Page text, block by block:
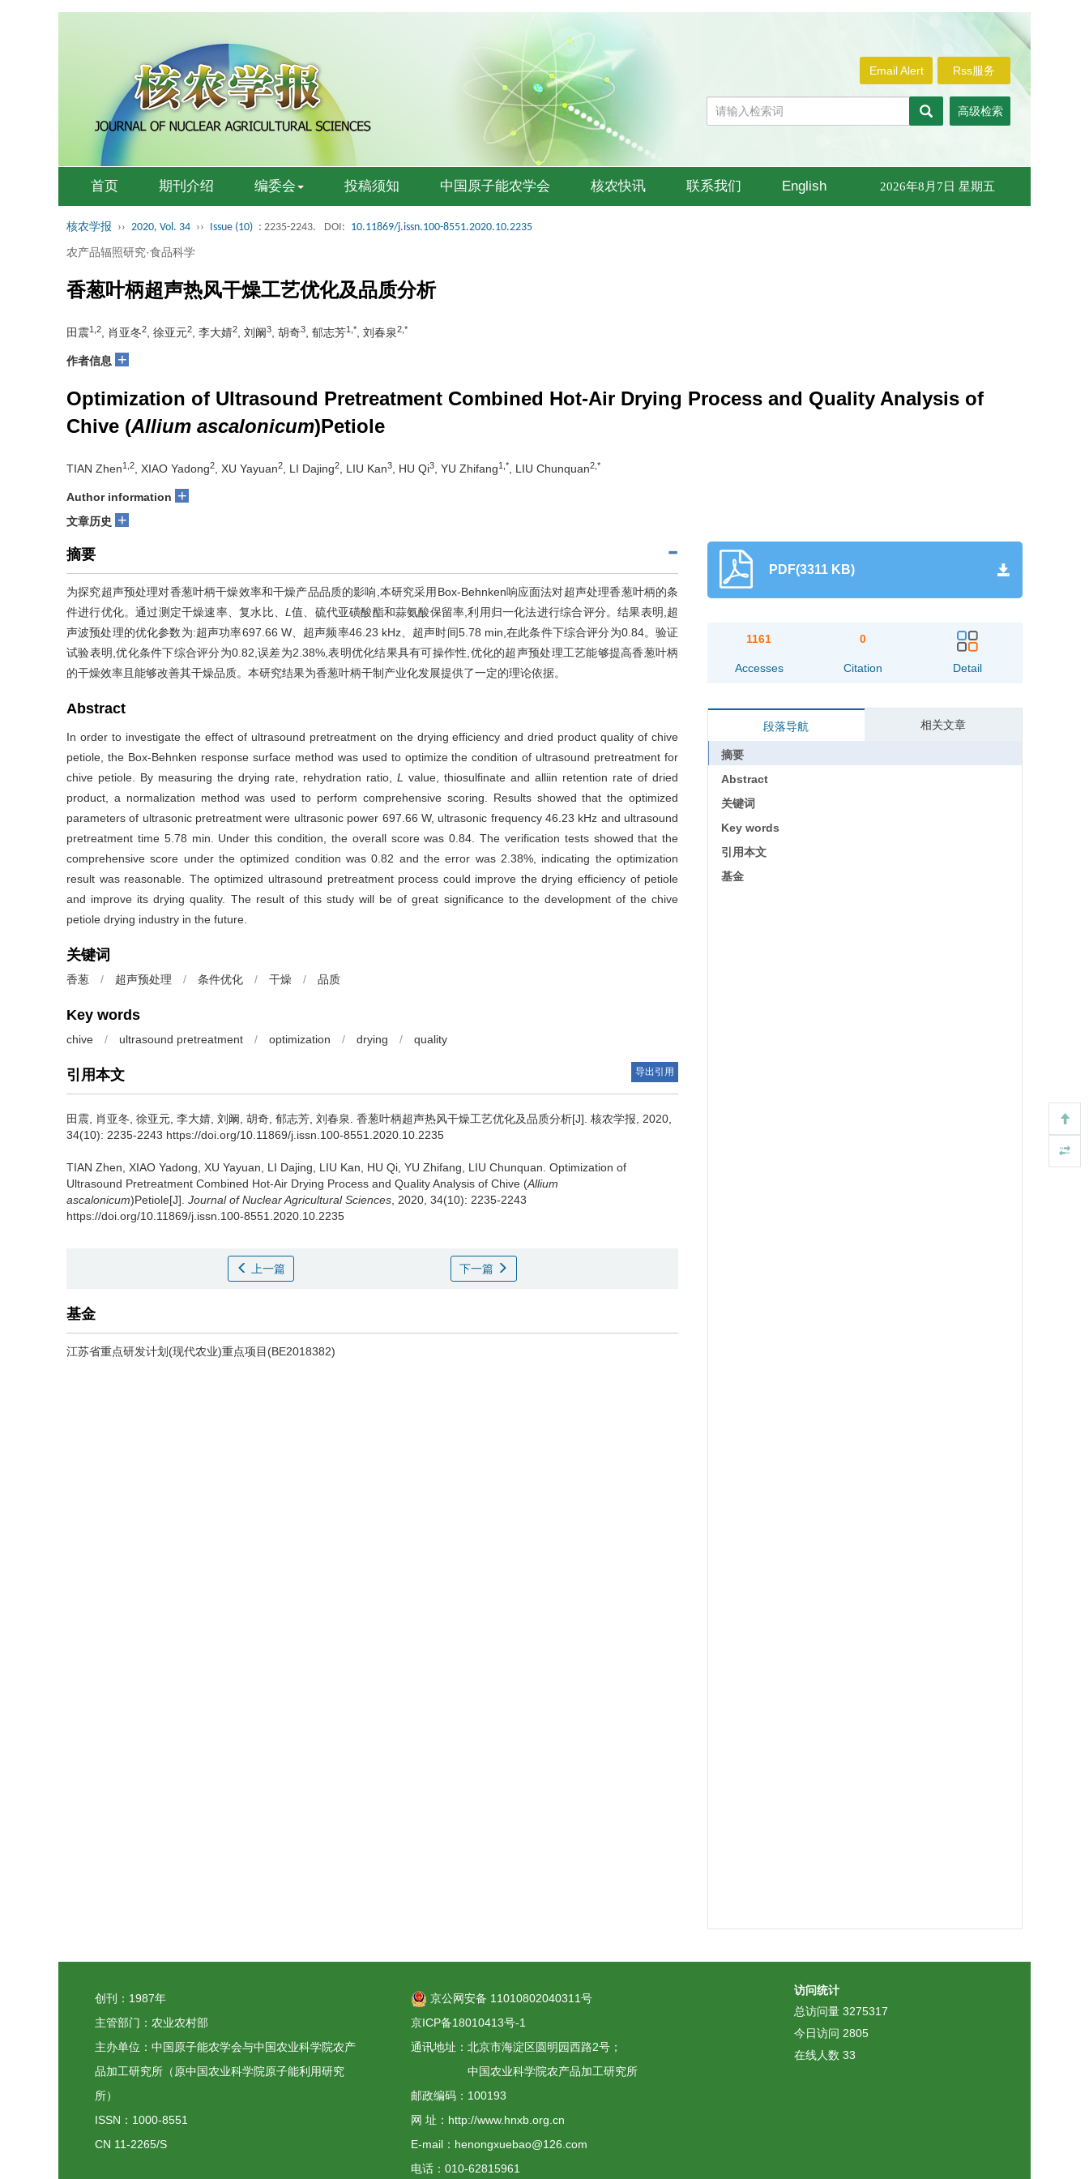
Rss服务
Email Alert
高级检索
首页 期刊介绍 编委会 投稿须知 中国原子能农学会 核农快讯 联系我们 English 2026年8月7日 星期五
核农学报 ›› 2020, Vol. 34 ›› Issue (10) : 2235-2243. DOI: 10.11869/j.issn.100-8551.2020.10.2235
农产品辐照研究·食品科学
香葱叶柄超声热风干燥工艺优化及品质分析
田震1,2 , 肖亚冬2 , 徐亚元2 , 李大婧2 , 刘阚3 , 胡奇3 , 郁志芳1,* , 刘春泉2,*
作者信息 +
Optimization of Ultrasound Pretreatment Combined Hot-Air Drying Process and Quality Analysis of
Chive (Allium ascalonicum)Petiole
TIAN Zhen1,2 , XIAO Yadong2 , XU Yayuan2 , LI Dajing2 , LIU Kan3 , HU Qi3 , YU Zhifang1,* , LIU Chunquan2,*
Author information +
文章历史 +
摘要
为探究超声预处理对香葱叶柄干燥效率和干燥产品品质的影响,本研究采用Box-Behnken响应面法对超声处理香葱叶柄的条
件进行优化。通过测定干燥速率、复水比、 L 值、硫代亚磺酸酯和蒜氨酸保留率,利用归一化法进行综合评分。结果表明,超
声波预处理的优化参数为:超声功率697.66 W、超声频率46.23 kHz、超声时间5.78 min,在此条件下综合评分为0.84。验证
试验表明,优化条件下综合评分为0.82,误差为2.38%,表明优化结果具有可操作性,优化的超声预处理工艺能够提高香葱叶柄
的干燥效率且能够改善其干燥品质。本研究结果为香葱叶柄干制产业化发展提供了一定的理论依据。
Abstract
In order to investigate the effect of ultrasound pretreatment on the drying efficiency and dried product quality of chive
petiole, the Box-Behnken response surface method was used to optimize the condition of ultrasound pretreatment for
chive petiole. By measuring the drying rate, rehydration ratio,L
value, thiosulfinate and alliin retention rate of dried
product, a normalization method was used to perform comprehensive scoring. Results showed that the optimized
parameters of ultrasonic pretreatment were ultrasonic power 697.66 W, ultrasonic frequency 46.23 kHz and ultrasound
pretreatment time 5.78 min. Under this condition, the overall score was 0.84. The verification tests showed that the
comprehensive score under the optimized condition was 0.82 and the error was 2.38%, indicating the optimization
result was reasonable. The optimized ultrasound pretreatment process could improve the drying efficiency of petiole
and improve its drying quality. The result of this study will be of great significance to the development of the chive
petiole drying industry in the future.
关键词
香葱 / 超声预处理 / 条件优化 / 干燥 / 品质
Key words
chive / ultrasound pretreatment / optimization / drying / quality
引用本文 导出引用
田震, 肖亚冬, 徐亚元, 李大婧, 刘阚, 胡奇, 郁志芳, 刘春泉. 香葱叶柄超声热风干燥工艺优化及品质分析[J]. 核农学报, 2020,
34(10): 2235-2243 https://doi.org/10.11869/j.issn.100-8551.2020.10.2235
TIAN Zhen, XIAO Yadong, XU Yayuan, LI Dajing, LIU Kan, HU Qi, YU Zhifang, LIU Chunquan. Optimization of
Ultrasound Pretreatment Combined Hot-Air Drying Process and Quality Analysis of Chive (Allium
ascalonicum)Petiole[J]. Journal of Nuclear Agricultural Sciences , 2020, 34(10): 2235-2243
https://doi.org/10.11869/j.issn.100-8551.2020.10.2235
上一篇 下一篇
基金
江苏省重点研发计划(现代农业)重点项目(BE2018382)
PDF(3311 KB)
1161
Accesses
0
Citation Detail
段落导航 相关文章
摘要
Abstract
关键词
Key words
引用本文
基金
创刊：1987年
主管部门：农业农村部
主办单位：中国原子能农学会与中国农业科学院农产
品加工研究所（原中国农业科学院原子能利用研究
所）
ISSN：1000-8551
CN 11-2265/S
京公网安备 11010802040311号
京ICP备18010413号-1
通讯地址：北京市海淀区圆明园西路2号；
中国农业科学院农产品加工研究所
邮政编码：100193
网 址：http://www.hnxb.org.cn
E-mail：henongxuebao@126.com
电话：010-62815961
访问统计
总访问量 3275317
今日访问 2805
在线人数 33